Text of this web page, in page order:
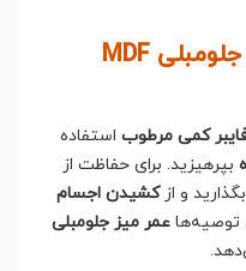
🔹 نگهداری و نظافت میز جلومبلی MDF
کمی مرطوب استفاده
بپرهیزید. برای حفاظت از
بگذارید و ازکشیدن اجسام
توصیه‌ها عمر میز جلومبلی